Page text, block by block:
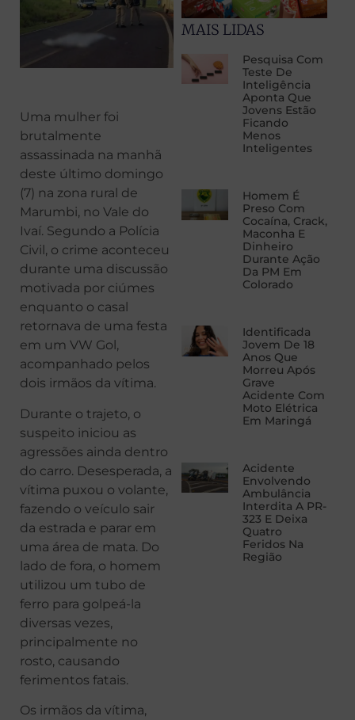
Uma mulher foi
brutalmente
assassinada na manhã
deste último domingo
(7) na zona rural de
Marumbi, no Vale do
Ivaí. Segundo a Polícia
Civil, o crime aconteceu
durante uma discussão
motivada por ciúmes
enquanto o casal
retornava de uma festa
em um VW Gol,
acompanhado pelos
dois irmãos da vítima.
Durante o trajeto, o
suspeito iniciou as
agressões ainda dentro
do carro. Desesperada, a
vítima puxou o volante,
fazendo o veículo sair
da estrada e parar em
uma área de mata. Do
lado de fora, o homem
utilizou um tubo de
ferro para golpeá-la
diversas vezes,
principalmente no
rosto, causando
ferimentos fatais.
Os irmãos da vítima,
MAIS LIDAS
Pesquisa Com
Teste De
Inteligência
Aponta Que
Jovens Estão
Ficando
Menos
Inteligentes
Homem É
Preso Com
Cocaína, Crack,
Maconha E
Dinheiro
Durante Ação
Da PM Em
Colorado
Identificada
Jovem De 18
Anos Que
Morreu Após
Grave
Acidente Com
Moto Elétrica
Em Maringá
Acidente
Envolvendo
Ambulância
Interdita A PR-
323 E Deixa
Quatro
Feridos Na
Região